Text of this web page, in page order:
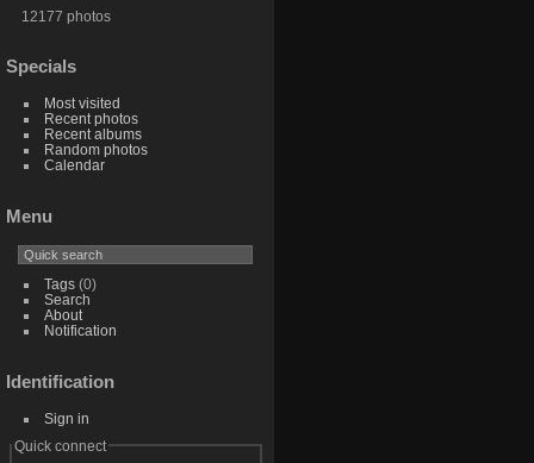
12177 photos
Specials
Most visited
Recent photos
Recent albums
Random photos
Calendar
Menu
Tags(0)
Search
About
Notification
Identification
Sign in
Quick connect